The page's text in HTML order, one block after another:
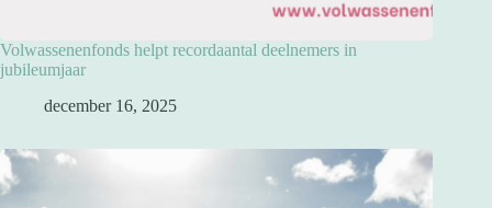
Volwassenenfonds helpt recordaantal deelnemers in
jubileumjaar
december 16, 2025